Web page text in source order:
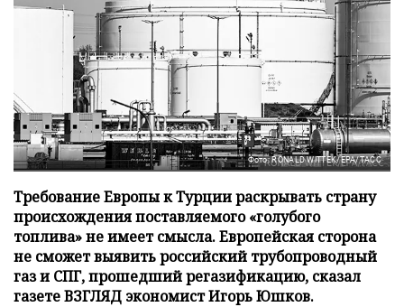
Фото: RONALD WITTEK/EPA/ТАСС
Требование Европы к Турции раскрывать страну
происхождения поставляемого «голубого
топлива» не имеет смысла. Европейская сторона
не сможет выявить российский трубопроводный
газ и СПГ, прошедший регазификацию, сказал
газете ВЗГЛЯД экономист Игорь Юшков.